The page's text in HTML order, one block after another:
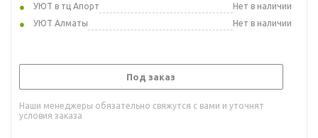
УЮТ в тц Апорт
Нет в наличии
УЮТ Алматы
Нет в наличии
Под заказ
Наши менеджеры обязательно свяжутся с вами и уточнят
условия заказа